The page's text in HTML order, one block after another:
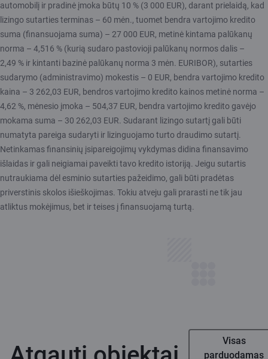
automobilį ir pradinė įmoka būtų 10 % (3 000 EUR), darant prielaidą, kad
lizingo sutarties terminas – 60 mėn., tuomet bendra vartojimo kredito
suma (finansuojama suma) – 27 000 EUR, metinė kintama palūkanų
norma – 4,516 % (kurią sudaro pastovioji palūkanų normos dalis –
2,49 % ir kintanti bazinė palūkanų norma 3 mėn. EURIBOR), sutarties
sudarymo (administravimo) mokestis – 0 EUR, bendra vartojimo kredito
kaina – 3 262,03 EUR, bendros vartojimo kredito kainos metinė norma –
4,62 %, mėnesio įmoka – 504,37 EUR, bendra vartojimo kredito gavėjo
mokama suma – 30 262,03 EUR. Sudarant lizingo sutartį gali būti
numatyta pareiga sudaryti ir lizinguojamo turto draudimo sutartį.
Netinkamas finansinių įsipareigojimų vykdymas didina finansavimo
išlaidas ir gali neigiamai paveikti tavo kredito istoriją. Jeigu sutartis
nutraukiama dėl esminio sutarties pažeidimo, gali būti pradėtas
priverstinis skolos išieškojimas. Tokiu atveju gali prarasti ne tik jau
atliktus mokėjimus, bet ir teises į finansuojamą turtą.
Visas
parduodamas